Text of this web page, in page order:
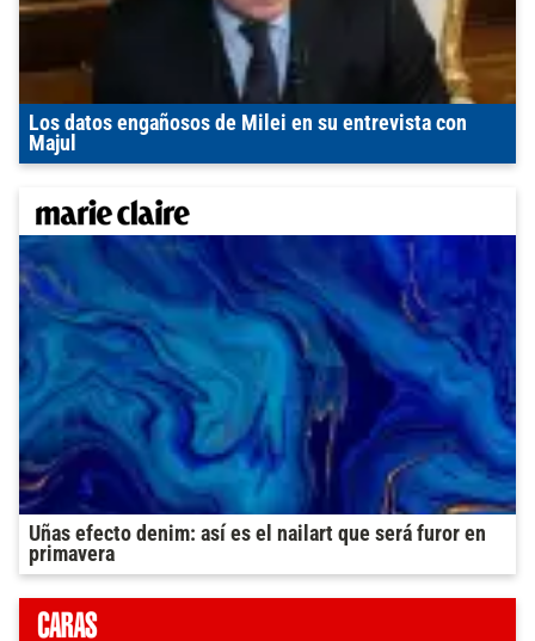
Los datos engañosos de Milei en su entrevista con
Majul
Uñas efecto denim: así es el nailart que será furor en
primavera